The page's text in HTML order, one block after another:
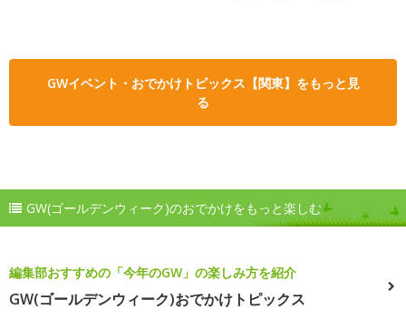
GWイベント・おでかけトピックス【関東】をもっと見
る
GW(ゴールデンウィーク)のおでかけをもっと楽しむ
編集部おすすめの「今年のGW」の楽しみ方を紹介
GW(ゴールデンウィーク)おでかけトピックス